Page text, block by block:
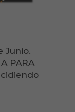
Junio.
PARA